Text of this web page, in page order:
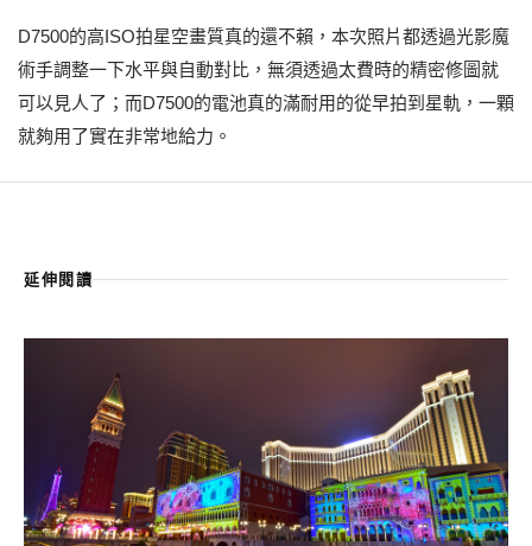
D7500的高ISO拍星空畫質真的還不賴，本次照片都透過光影魔
術手調整一下水平與自動對比，無須透過太費時的精密修圖就
可以見人了；而D7500的電池真的滿耐用的從早拍到星軌，一顆
就夠用了實在非常地給力。
延伸閱讀